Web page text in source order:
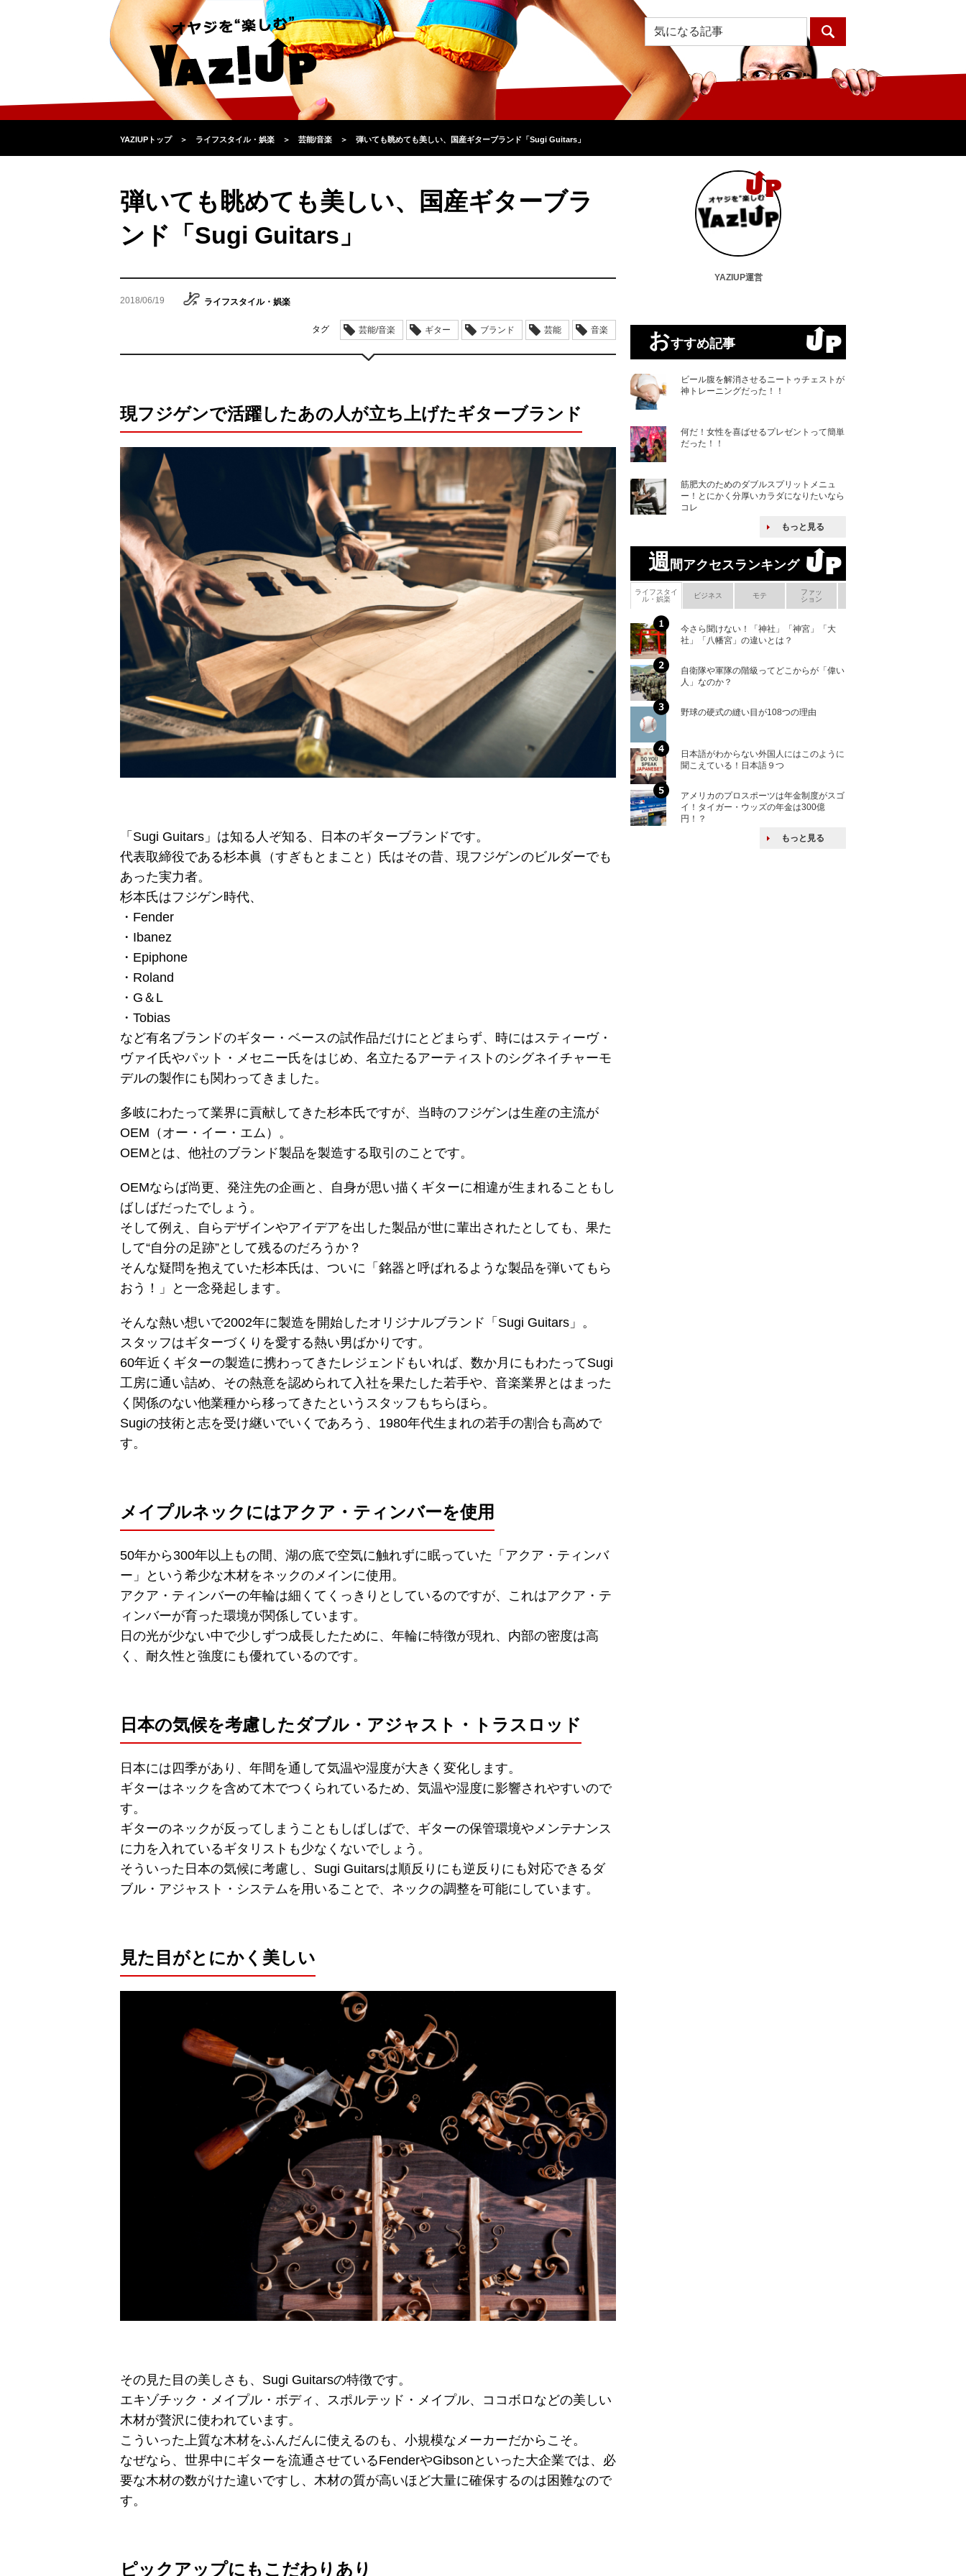
YAZIUPトップ ＞ ライフスタイル・娯楽 ＞ 芸能/音楽 ＞ 弾いても眺めても美しい、国産ギターブランド「Sugi Guitars」
弾いても眺めても美しい、国産ギターブラ
ンド「Sugi Guitars」
2018/06/19 ライフスタイル・娯楽
タグ 芸能/音楽 ギター ブランド 芸能 音楽
現フジゲンで活躍したあの人が立ち上げたギターブランド
「Sugi Guitars」は知る人ぞ知る、日本のギターブランドです。
代表取締役である杉本眞（すぎもとまこと）氏はその昔、現フジゲンのビルダーでも
あった実力者。
杉本氏はフジゲン時代、
・Fender
・Ibanez
・Epiphone
・Roland
・G＆L
・Tobias
など有名ブランドのギター・ベースの試作品だけにとどまらず、時にはスティーヴ・
ヴァイ氏やパット・メセニー氏をはじめ、名立たるアーティストのシグネイチャーモ
デルの製作にも関わってきました。
多岐にわたって業界に貢献してきた杉本氏ですが、当時のフジゲンは生産の主流が
OEM（オー・イー・エム）。
OEMとは、他社のブランド製品を製造する取引のことです。
OEMならば尚更、発注先の企画と、自身が思い描くギターに相違が生まれることもし
ばしばだったでしょう。
そして例え、自らデザインやアイデアを出した製品が世に輩出されたとしても、果た
して“自分の足跡”として残るのだろうか？
そんな疑問を抱えていた杉本氏は、ついに「銘器と呼ばれるような製品を弾いてもら
おう！」と一念発起します。
そんな熱い想いで2002年に製造を開始したオリジナルブランド「Sugi Guitars」。
スタッフはギターづくりを愛する熱い男ばかりです。
60年近くギターの製造に携わってきたレジェンドもいれば、数か月にもわたってSugi
工房に通い詰め、その熱意を認められて入社を果たした若手や、音楽業界とはまった
く関係のない他業種から移ってきたというスタッフもちらほら。
Sugiの技術と志を受け継いでいくであろう、1980年代生まれの若手の割合も高めで
す。
メイプルネックにはアクア・ティンバーを使用
50年から300年以上もの間、湖の底で空気に触れずに眠っていた「アクア・ティンバ
ー」という希少な木材をネックのメインに使用。
アクア・ティンバーの年輪は細くてくっきりとしているのですが、これはアクア・テ
ィンバーが育った環境が関係しています。
日の光が少ない中で少しずつ成長したために、年輪に特徴が現れ、内部の密度は高
く、耐久性と強度にも優れているのです。
日本の気候を考慮したダブル・アジャスト・トラスロッド
日本には四季があり、年間を通して気温や湿度が大きく変化します。
ギターはネックを含めて木でつくられているため、気温や湿度に影響されやすいので
す。
ギターのネックが反ってしまうこともしばしばで、ギターの保管環境やメンテナンス
に力を入れているギタリストも少なくないでしょう。
そういった日本の気候に考慮し、Sugi Guitarsは順反りにも逆反りにも対応できるダ
ブル・アジャスト・システムを用いることで、ネックの調整を可能にしています。
見た目がとにかく美しい
その見た目の美しさも、Sugi Guitarsの特徴です。
エキゾチック・メイプル・ボディ、スポルテッド・メイプル、ココボロなどの美しい
木材が贅沢に使われています。
こういった上質な木材をふんだんに使えるのも、小規模なメーカーだからこそ。
なぜなら、世界中にギターを流通させているFenderやGibsonといった大企業では、必
要な木材の数がけた違いですし、木材の質が高いほど大量に確保するのは困難なので
す。
ピックアップにもこだわりあり
YAZIUP運営
おすすめ記事
ビール腹を解消させるニートゥチェストが
神トレーニングだった！！
何だ！女性を喜ばせるプレゼントって簡単
だった！！
筋肥大のためのダブルスプリットメニュ
ー！とにかく分厚いカラダになりたいなら
コレ
もっと見る
週間アクセスランキング
ライフスタイ
ル・娯楽
ビジネス モテ
ファッ
ション
今さら聞けない！「神社」「神宮」「大
社」「八幡宮」の違いとは？
自衛隊や軍隊の階級ってどこからが「偉い
人」なのか？
野球の硬式の縫い目が108つの理由
日本語がわからない外国人にはこのように
聞こえている！日本語９つ
アメリカのプロスポーツは年金制度がスゴ
イ！タイガー・ウッズの年金は300億
円！？
もっと見る